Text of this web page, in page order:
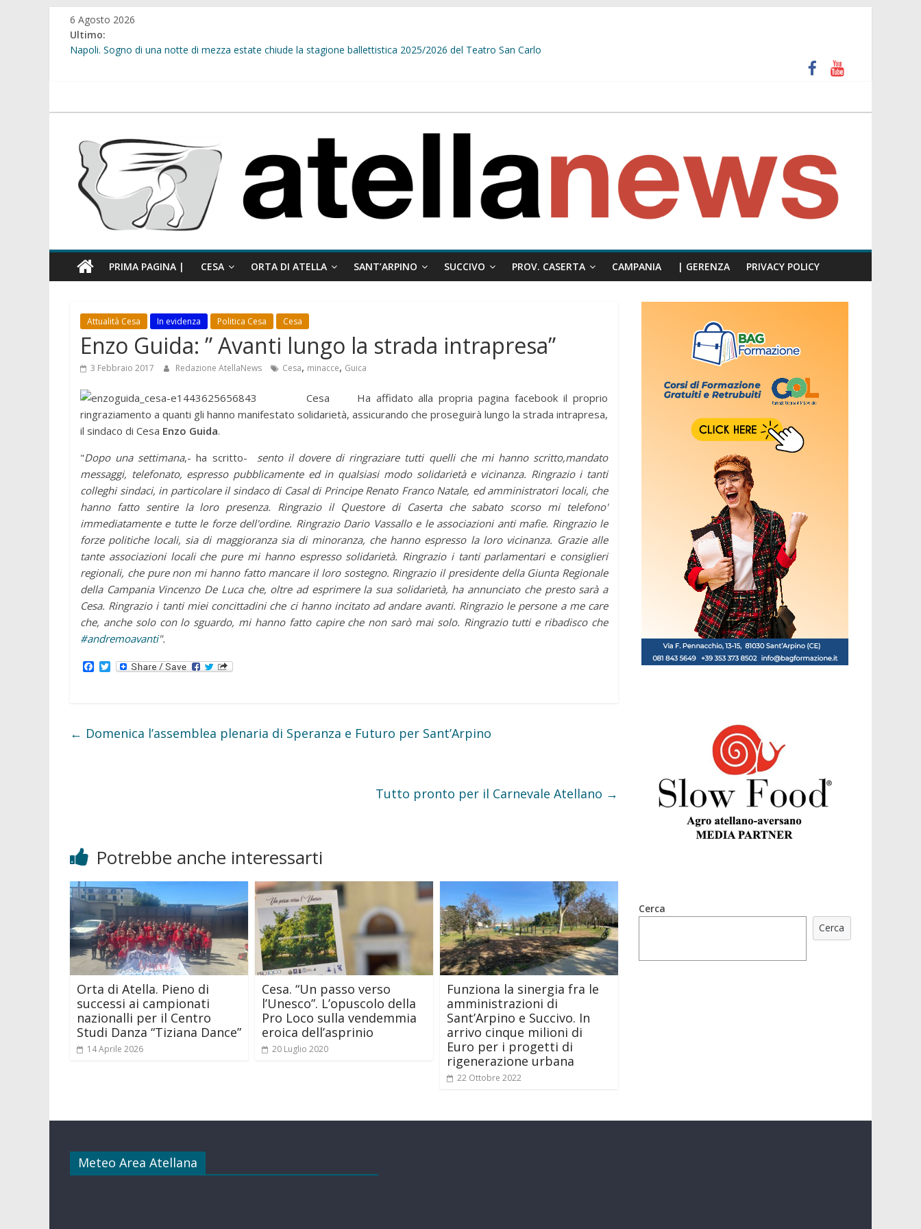
Salta
contenuto
6 Agosto 2026
Ultimo:
Napoli. Sogno di una notte di mezza estate chiude la stagione ballettistica 2025/2026 del Teatro San Carlo
Sant’Arpino. Sicurezza urbana: al via l’installazione delle prime telecamere di videosorveglianza. Belardo:”Diamo una risposta precisa ai cittadini che ce lo chiedono da tempo”
atellanews.it
PRIMA PAGINA | CESA ORTA DI ATELLA SANT’ARPINO SUCCIVO PROV. CASERTA CAMPANIA | GERENZA PRIVACY POLICY
Attualità Cesa In evidenza Politica Cesa Cesa
Enzo Guida: ” Avanti lungo la strada intrapresa”
3 Febbraio 2017 Redazione AtellaNews Cesa, minacce, Guica
Cesa Ha affidato alla propria pagina facebook il proprio
ringraziamento a quanti gli hanno manifestato solidarietà, assicurando che proseguirà lungo la strada intrapresa,
il sindaco di Cesa Enzo Guida.
"Dopo una settimana,- ha scritto- sento il dovere di ringraziare tutti quelli che mi hanno scritto,mandato
messaggi, telefonato, espresso pubblicamente ed in qualsiasi modo solidarietà e vicinanza. Ringrazio i tanti
colleghi sindaci, in particolare il sindaco di Casal di Principe Renato Franco Natale, ed amministratori locali, che
hanno fatto sentire la loro presenza. Ringrazio il Questore di Caserta che sabato scorso mi telefono'
immediatamente e tutte le forze dell'ordine. Ringrazio Dario Vassallo e le associazioni anti mafie. Ringrazio le
forze politiche locali, sia di maggioranza sia di minoranza, che hanno espresso la loro vicinanza. Grazie alle
tante associazioni locali che pure mi hanno espresso solidarietà. Ringrazio i tanti parlamentari e consiglieri
regionali, che pure non mi hanno fatto mancare il loro sostegno. Ringrazio il presidente della Giunta Regionale
della Campania Vincenzo De Luca che, oltre ad esprimere la sua solidarietà, ha annunciato che presto sarà a
Cesa. Ringrazio i tanti miei concittadini che ci hanno incitato ad andare avanti. Ringrazio le persone a me care
che, anche solo con lo sguardo, mi hanno fatto capire che non sarò mai solo. Ringrazio tutti e ribadisco che
#andremoavanti".
o
T
r
← Domenica l’assemblea plenaria di Speranza e Futuro per Sant’Arpino
Tutto pronto per il Carnevale Atellano →
Potrebbe anche interessarti
Orta di Atella. Pieno di
successi ai campionati
nazionalli per il Centro
Studi Danza “Tiziana Dance”
14 Aprile 2026
Cesa. “Un passo verso
l’Unesco”. L’opuscolo della
Pro Loco sulla vendemmia
eroica dell’asprinio
20 Luglio 2020
Funziona la sinergia fra le
amministrazioni di
Sant’Arpino e Succivo. In
arrivo cinque milioni di
Euro per i progetti di
rigenerazione urbana
22 Ottobre 2022
Cerca
Cerca
Meteo Area Atellana